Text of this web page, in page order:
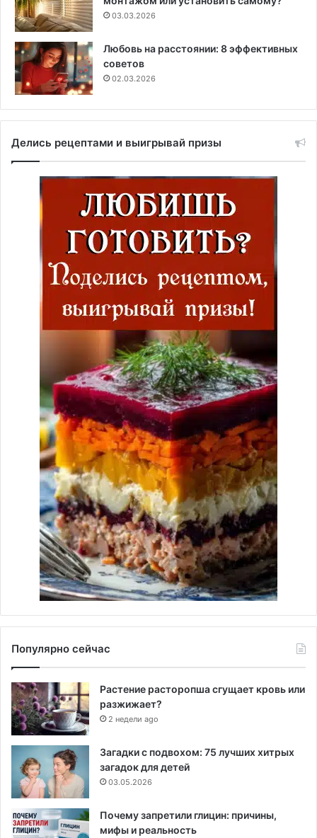
03.03.2026
Любовь на расстоянии: 8 эффективных
советов
02.03.2026
Делись рецептами и выигрывай призы
Популярно сейчас
Растение расторопша сгущает кровь или
разжижает?
2 недели ago
Загадки с подвохом: 75 лучших хитрых
загадок для детей
03.05.2026
Почему запретили глицин: причины,
мифы и реальность